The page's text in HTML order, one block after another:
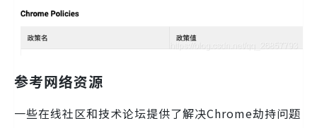
参考网络资源
一些在线社区和技术论坛提供了解决Chrome劫持问题